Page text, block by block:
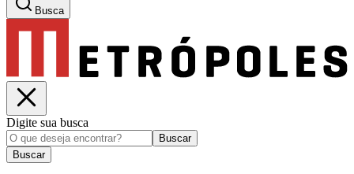
Busca
Digite sua busca
Buscar
Buscar